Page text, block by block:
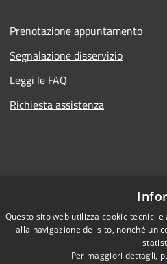
Prenotazione appuntamento
Segnalazione disservizio
Leggi le FAQ
Richiesta assistenza
Questo sito web utilizza cookie tecnici
alla navigazione del sito, nonché un
Per maggiori dettagli,